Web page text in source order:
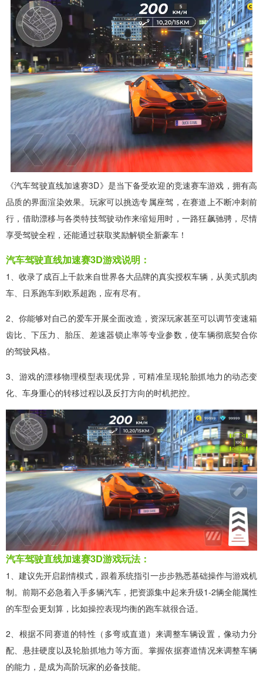
《汽车驾驶直线加速赛3D》是当下备受欢迎的竞速赛车游戏，拥有高
品质的界面渲染效果。玩家可以挑选专属座驾，在赛道上不断冲刺前
行，借助漂移与各类特技驾驶动作来缩短用时，一路狂飙驰骋，尽情
享受驾驶全程，还能通过获取奖励解锁全新豪车！
汽车驾驶直线加速赛3D游戏说明：
1、收录了成百上千款来自世界各大品牌的真实授权车辆，从美式肌肉
车、日系跑车到欧系超跑，应有尽有。
2、你能够对自己的爱车开展全面改造，资深玩家甚至可以调节变速箱
齿比、下压力、胎压、差速器锁止率等专业参数，使车辆彻底契合你
的驾驶风格。
3、游戏的漂移物理模型表现优异，可精准呈现轮胎抓地力的动态变
化、车身重心的转移过程以及反打方向的时机把控。
汽车驾驶直线加速赛3D游戏玩法：
1、建议先开启剧情模式，跟着系统指引一步步熟悉基础操作与游戏机
制。前期不必急着入手多辆汽车，把资源集中起来升级1-2辆全能属性
的车型会更划算，比如操控表现均衡的跑车就很合适。
2、根据不同赛道的特性（多弯或直道）来调整车辆设置，像动力分
配、悬挂硬度以及轮胎抓地力等方面。掌握依据赛道情况来调整车辆
的能力，是成为高阶玩家的必备技能。